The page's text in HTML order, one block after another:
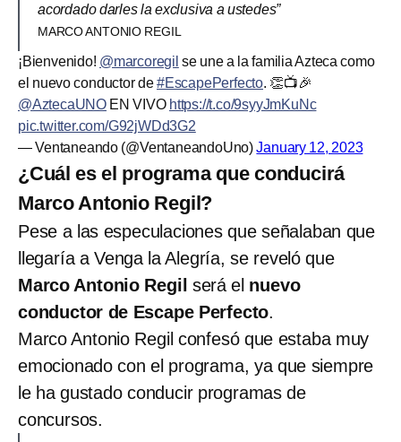
acordado darles la exclusiva a ustedes”
MARCO ANTONIO REGIL
¡Bienvenido! @marcoregil se une a la familia Azteca como
el nuevo conductor de#EscapePerfecto. 👏📺🎉
@AztecaUNO EN VIVO https://t.co/9syyJmKuNc
pic.twitter.com/G92jWDd3G2
— Ventaneando (@VentaneandoUno)January 12, 2023
¿Cuál es el programa que conducirá
Marco Antonio Regil?
Pese a las especulaciones que señalaban que
llegaría a Venga la Alegría, se reveló que
Marco Antonio Regil será el nuevo
conductor de Escape Perfecto.
Marco Antonio Regil confesó que estaba muy
emocionado con el programa, ya que siempre
le ha gustado conducir programas de
concursos.